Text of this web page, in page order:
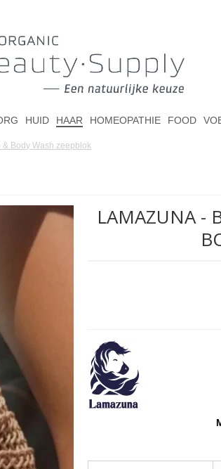
HUID HAAR HOMEOPATHIE FOOD
Body Wash zeepblok
LAMAZUNA -